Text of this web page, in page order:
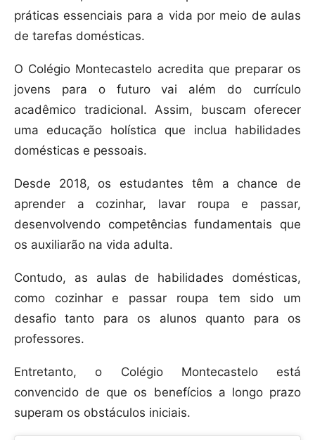
práticas essenciais para a vida por meio de aulas
de tarefas domésticas.
O Colégio Montecastelo acredita que preparar os
jovens para o futuro vai além do currículo
acadêmico tradicional. Assim, buscam oferecer
uma educação holística que inclua habilidades
domésticas e pessoais.
Desde 2018, os estudantes têm a chance de
aprender a cozinhar, lavar roupa e passar,
desenvolvendo competências fundamentais que
os auxiliarão na vida adulta.
Contudo, as aulas de habilidades domésticas,
como cozinhar e passar roupa tem sido um
desafio tanto para os alunos quanto para os
professores.
Entretanto, o Colégio Montecastelo está
convencido de que os benefícios a longo prazo
superam os obstáculos iniciais.